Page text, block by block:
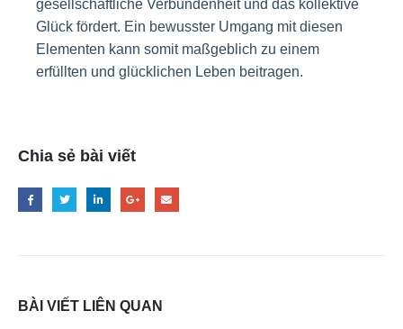
gesellschaftliche Verbundenheit und das kollektive
Glück fördert. Ein bewusster Umgang mit diesen
Elementen kann somit maßgeblich zu einem
erfüllten und glücklichen Leben beitragen.
Chia sẻ bài viết
BÀI VIẾT LIÊN QUAN